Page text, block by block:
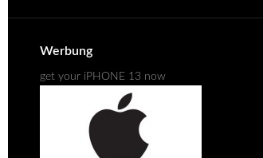
Werbung
get your iPHONE 13 now